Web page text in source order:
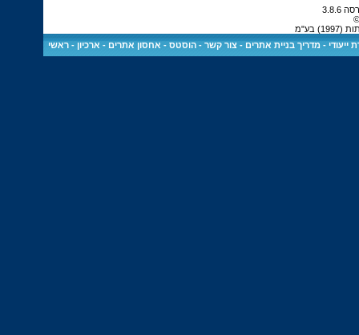
בע"מ
ייעודי -מדריך בניית אתרים -צור קשר -הוסטס - אחסון אתרים - ארכיון -ראשי